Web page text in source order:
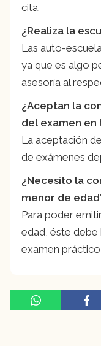
cita.
¿Realiza la
Las auto-
ya que es algo
asesoría al
¿Aceptan la
del examen en
La aceptación
de exámenes
¿Necesito la
menor de
Para poder
edad, éste debe
examen